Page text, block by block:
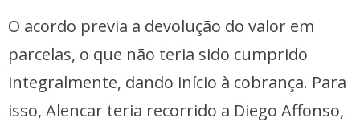
O acordo previa a devolução do valor em
parcelas, o que não teria sido cumprido
integralmente, dando início à cobrança. Para
isso, Alencar teria recorrido a Diego Affonso,